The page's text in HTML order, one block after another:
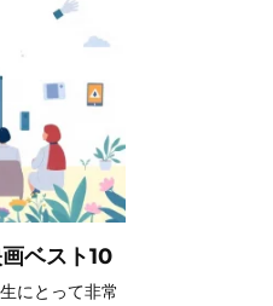
ベスト10
にとって非常